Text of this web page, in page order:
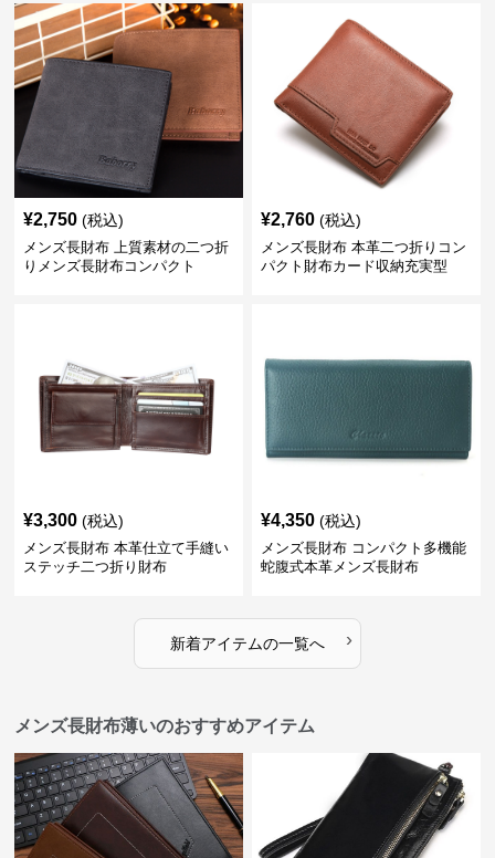
¥2,750 (税込)
メンズ長財布 上質素材の二つ折
りメンズ長財布コンパクト
¥2,760 (税込)
メンズ長財布 本革二つ折りコン
パクト財布カード収納充実型
¥3,300 (税込)
メンズ長財布 本革仕立て手縫い
ステッチ二つ折り財布
¥4,350 (税込)
メンズ長財布 コンパクト多機能
蛇腹式本革メンズ長財布
新着アイテムの一覧へ ›
メンズ長財布薄いのおすすめアイテム